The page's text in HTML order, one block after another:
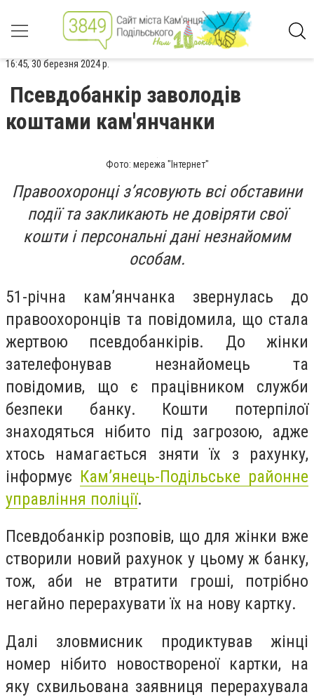
16:45, 30 березня 2024 р.
Псевдобанкір заволодів
коштами кам'янчанки
Фото: мережа "Інтернет"
Правоохоронці зʼясовують всі обставини
події та закликають не довіряти свої
кошти і персональні дані незнайомим
особам.
51-річна камʼянчанка звернулась до
правоохоронців та повідомила, що стала
жертвою псевдобанкірів. До жінки
зателефонував незнайомець та
повідомив, що є працівником служби
безпеки банку. Кошти потерпілої
знаходяться нібито під загрозою, адже
хтось намагається зняти їх з рахунку,
інформує Кам’янець-Подільське районне
управління поліції.
Псевдобанкір розповів, що для жінки вже
створили новий рахунок у цьому ж банку,
тож, аби не втратити гроші, потрібно
негайно перерахувати їх на нову картку.
Далі зловмисник продиктував жінці
номер нібито новоствореної картки, на
яку схвильована заявниця перерахувала